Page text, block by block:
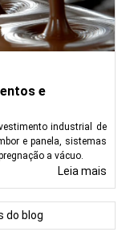
e
industrial de
e panela, sistemas
a vácuo.
Leia mais
do blog